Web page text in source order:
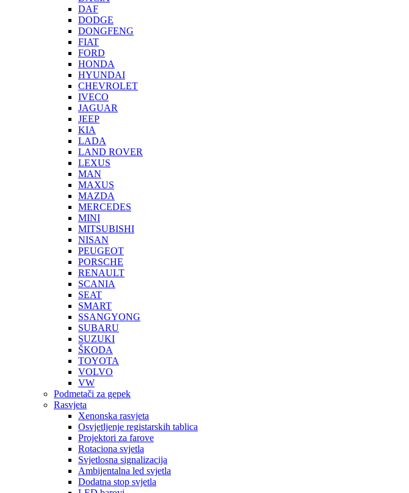
DAF
DODGE
DONGFENG
FIAT
FORD
HONDA
HYUNDAI
CHEVROLET
IVECO
JAGUAR
JEEP
KIA
LADA
LAND ROVER
LEXUS
MAN
MAXUS
MAZDA
MERCEDES
MINI
MITSUBISHI
NISAN
PEUGEOT
PORSCHE
RENAULT
SCANIA
SEAT
SMART
SSANGYONG
SUBARU
SUZUKI
ŠKODA
TOYOTA
VOLVO
VW
Podmetači za gepek
Rasvjeta
Xenonska rasvjeta
Osvjetljenje registarskih tablica
Projektori za farove
Rotaciona svjetla
Svjetlosna signalizacija
Ambijentalna led svjetla
Dodatna stop svjetla